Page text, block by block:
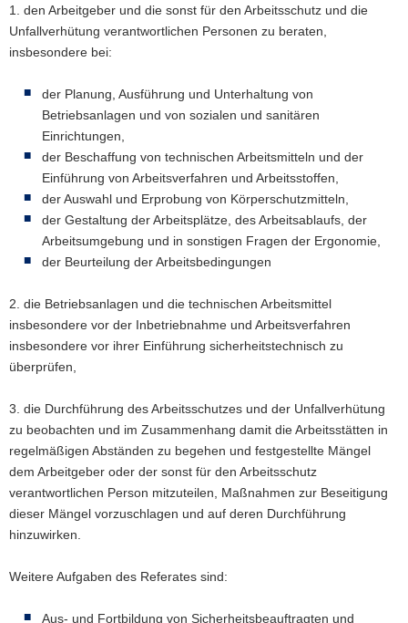
1. den Arbeitgeber und die sonst für den Arbeitsschutz und die
Unfallverhütung verantwortlichen Personen zu beraten,
insbesondere bei:
der Planung, Ausführung und Unterhaltung von
Betriebsanlagen und von sozialen und sanitären
Einrichtungen,
der Beschaffung von technischen Arbeitsmitteln und der
Einführung von Arbeitsverfahren und Arbeitsstoffen,
der Auswahl und Erprobung von Körperschutzmitteln,
der Gestaltung der Arbeitsplätze, des Arbeitsablaufs, der
Arbeitsumgebung und in sonstigen Fragen der Ergonomie,
der Beurteilung der Arbeitsbedingungen
2. die Betriebsanlagen und die technischen Arbeitsmittel
insbesondere vor der Inbetriebnahme und Arbeitsverfahren
insbesondere vor ihrer Einführung sicherheitstechnisch zu
überprüfen,
3. die Durchführung des Arbeitsschutzes und der Unfallverhütung
zu beobachten und im Zusammenhang damit die Arbeitsstätten in
regelmäßigen Abständen zu begehen und festgestellte Mängel
dem Arbeitgeber oder der sonst für den Arbeitsschutz
verantwortlichen Person mitzuteilen, Maßnahmen zur Beseitigung
dieser Mängel vorzuschlagen und auf deren Durchführung
hinzuwirken.
Weitere Aufgaben des Referates sind:
Aus- und Fortbildung von Sicherheitsbeauftragten und